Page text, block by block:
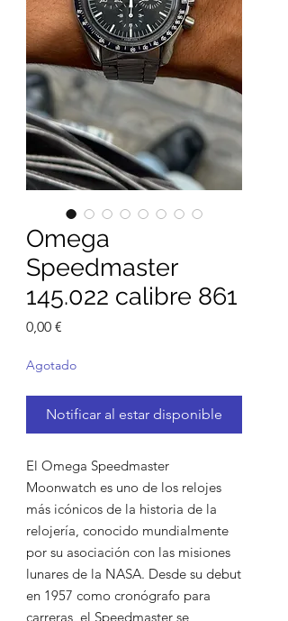
Omega
Speedmaster
145.022 calibre 861
0,00 €
Agotado
Notificar al estar disponible
El Omega Speedmaster
Moonwatch es uno de los relojes
más icónicos de la historia de la
relojería, conocido mundialmente
por su asociación con las misiones
lunares de la NASA. Desde su debut
en 1957 como cronógrafo para
carreras, el Speedmaster se